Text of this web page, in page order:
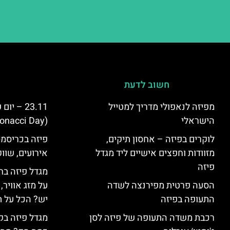
חשוב לדעת
מפיזה לנאפולי מדריך למטייל
הישראלי
לוקרים בפיזה – אחסון תיקים,
מזוודות וחפצים אישיים ליד מגדל
פיזה
הסעה פרטית מפירנצה לשדה
התעופה בפיזה
רכבת משדה התעופה של פיזה לסן
23.11
(Fibonacci Day) בפיזה
פיזה
אירועים,
מגדל פיזה
על מזג
יש? הכל על
מגדל פיזה